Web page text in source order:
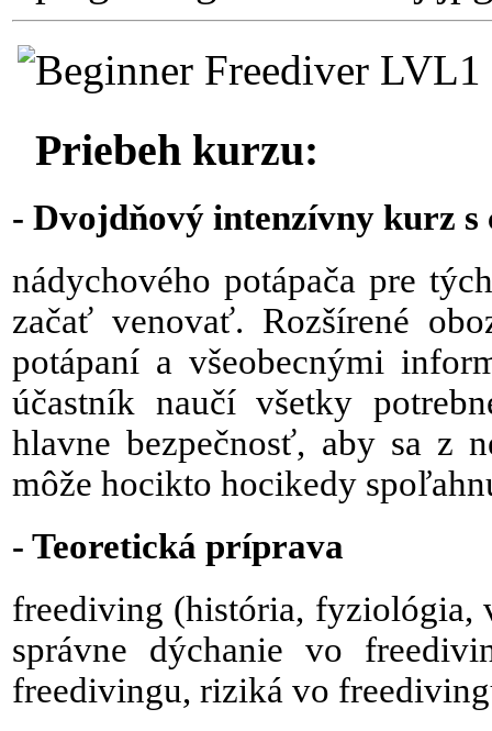
Priebeh kurzu:
- Dvojdňový intenzívny kurz
nádychového potápača pre
začať venovať. Rozšírené
potápaní a všeobecnými
účastník naučí všetky
hlavne bezpečnosť, aby sa z
môže hocikto hocikedy
- Teoretická príprava
freediving (história, fyziológia,
správne dýchanie vo
freedivingu, riziká vo